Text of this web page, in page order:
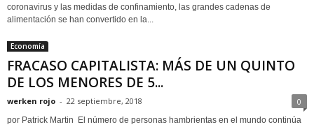
coronavirus y las medidas de confinamiento, las grandes cadenas de
alimentación se han convertido en la...
Economía
FRACASO CAPITALISTA: MÁS DE UN QUINTO
DE LOS MENORES DE 5...
werken rojo - 22 septiembre, 2018 0
por Patrick Martin El número de personas hambrientas en el mundo continúa